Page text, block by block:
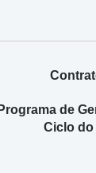
de
Ciclo